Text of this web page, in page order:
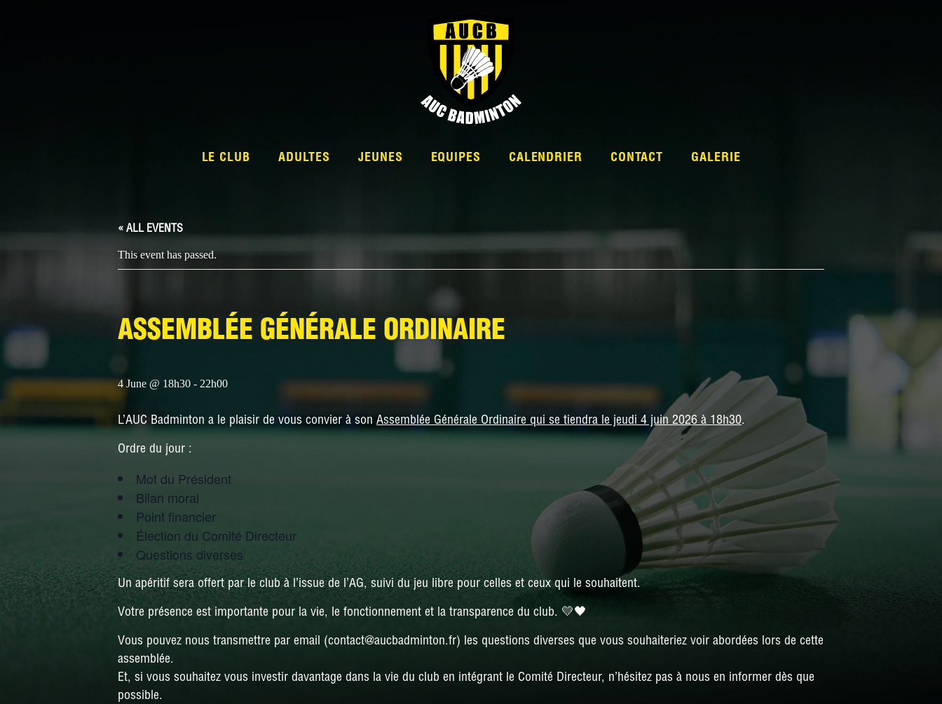
LE CLUB ADULTES JEUNES EQUIPES
NATIONALE 3
DÉPARTEMENTALE 5
DÉPARTEMENTALE 6
CALENDRIER CONTACT GALERIE
« ALL EVENTS
This event has passed.
ASSEMBLÉE GÉNÉRALE ORDINAIRE
4 June @ 18h30 - 22h00
L’AUC Badminton a le plaisir de vous convier à son Assemblée Générale Ordinaire qui se tiendra le jeudi 4 juin 2026 à 18h30.
Ordre du jour :
Mot du Président
Bilan moral
Point financier
Élection du Comité Directeur
Questions diverses
Un apéritif sera offert par le club à l’issue de l’AG, suivi du jeu libre pour celles et ceux qui le souhaitent.
Votre présence est importante pour la vie, le fonctionnement et la transparence du club. 💛🖤
Vous pouvez nous transmettre par email (contact@aucbadminton.fr) les questions diverses que vous souhaiteriez voir abordées lors de cette
assemblée.
Et, si vous souhaitez vous investir davantage dans la vie du club en intégrant le Comité Directeur, n’hésitez pas à nous en informer dès que
possible.